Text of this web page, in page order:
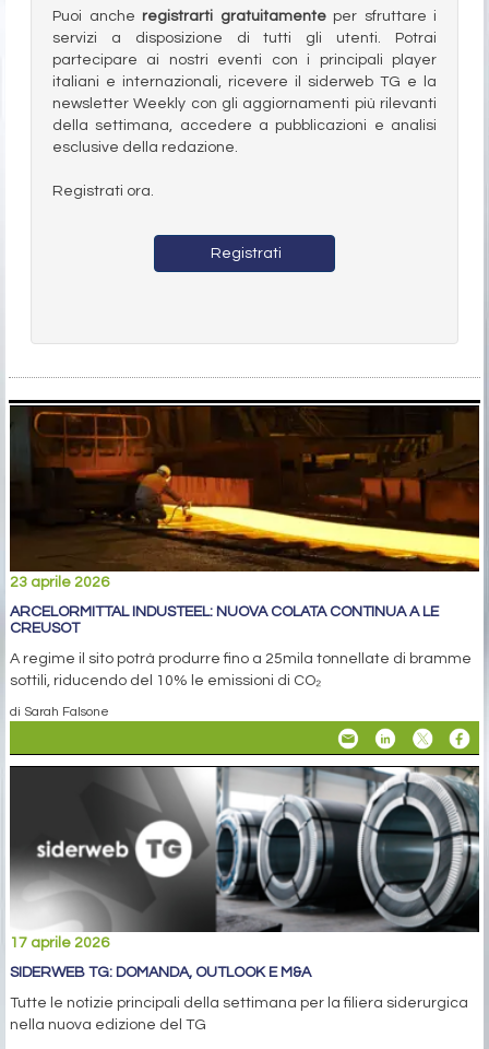
Puoi anche registrarti gratuitamenteper sfruttare i
servizi a disposizione di tutti gli utenti. Potrai
partecipare ai nostri eventi con i principali player
italiani e internazionali, ricevere il siderweb TG e la
newsletter Weekly con gli aggiornamenti più rilevanti
della settimana, accedere a pubblicazioni e analisi
esclusive della redazione.
Registrati ora.
Registrati
23 aprile 2026
ARCELORMITTAL INDUSTEEL: NUOVA COLATA CONTINUA A LE
CREUSOT
A regime il sito potrà produrre fino a 25mila tonnellate di bramme
sottili, riducendo del 10% le emissioni di CO₂
di Sarah Falsone
17 aprile 2026
SIDERWEB TG: DOMANDA, OUTLOOK E M&A
Tutte le notizie principali della settimana per la filiera siderurgica
nella nuova edizione del TG